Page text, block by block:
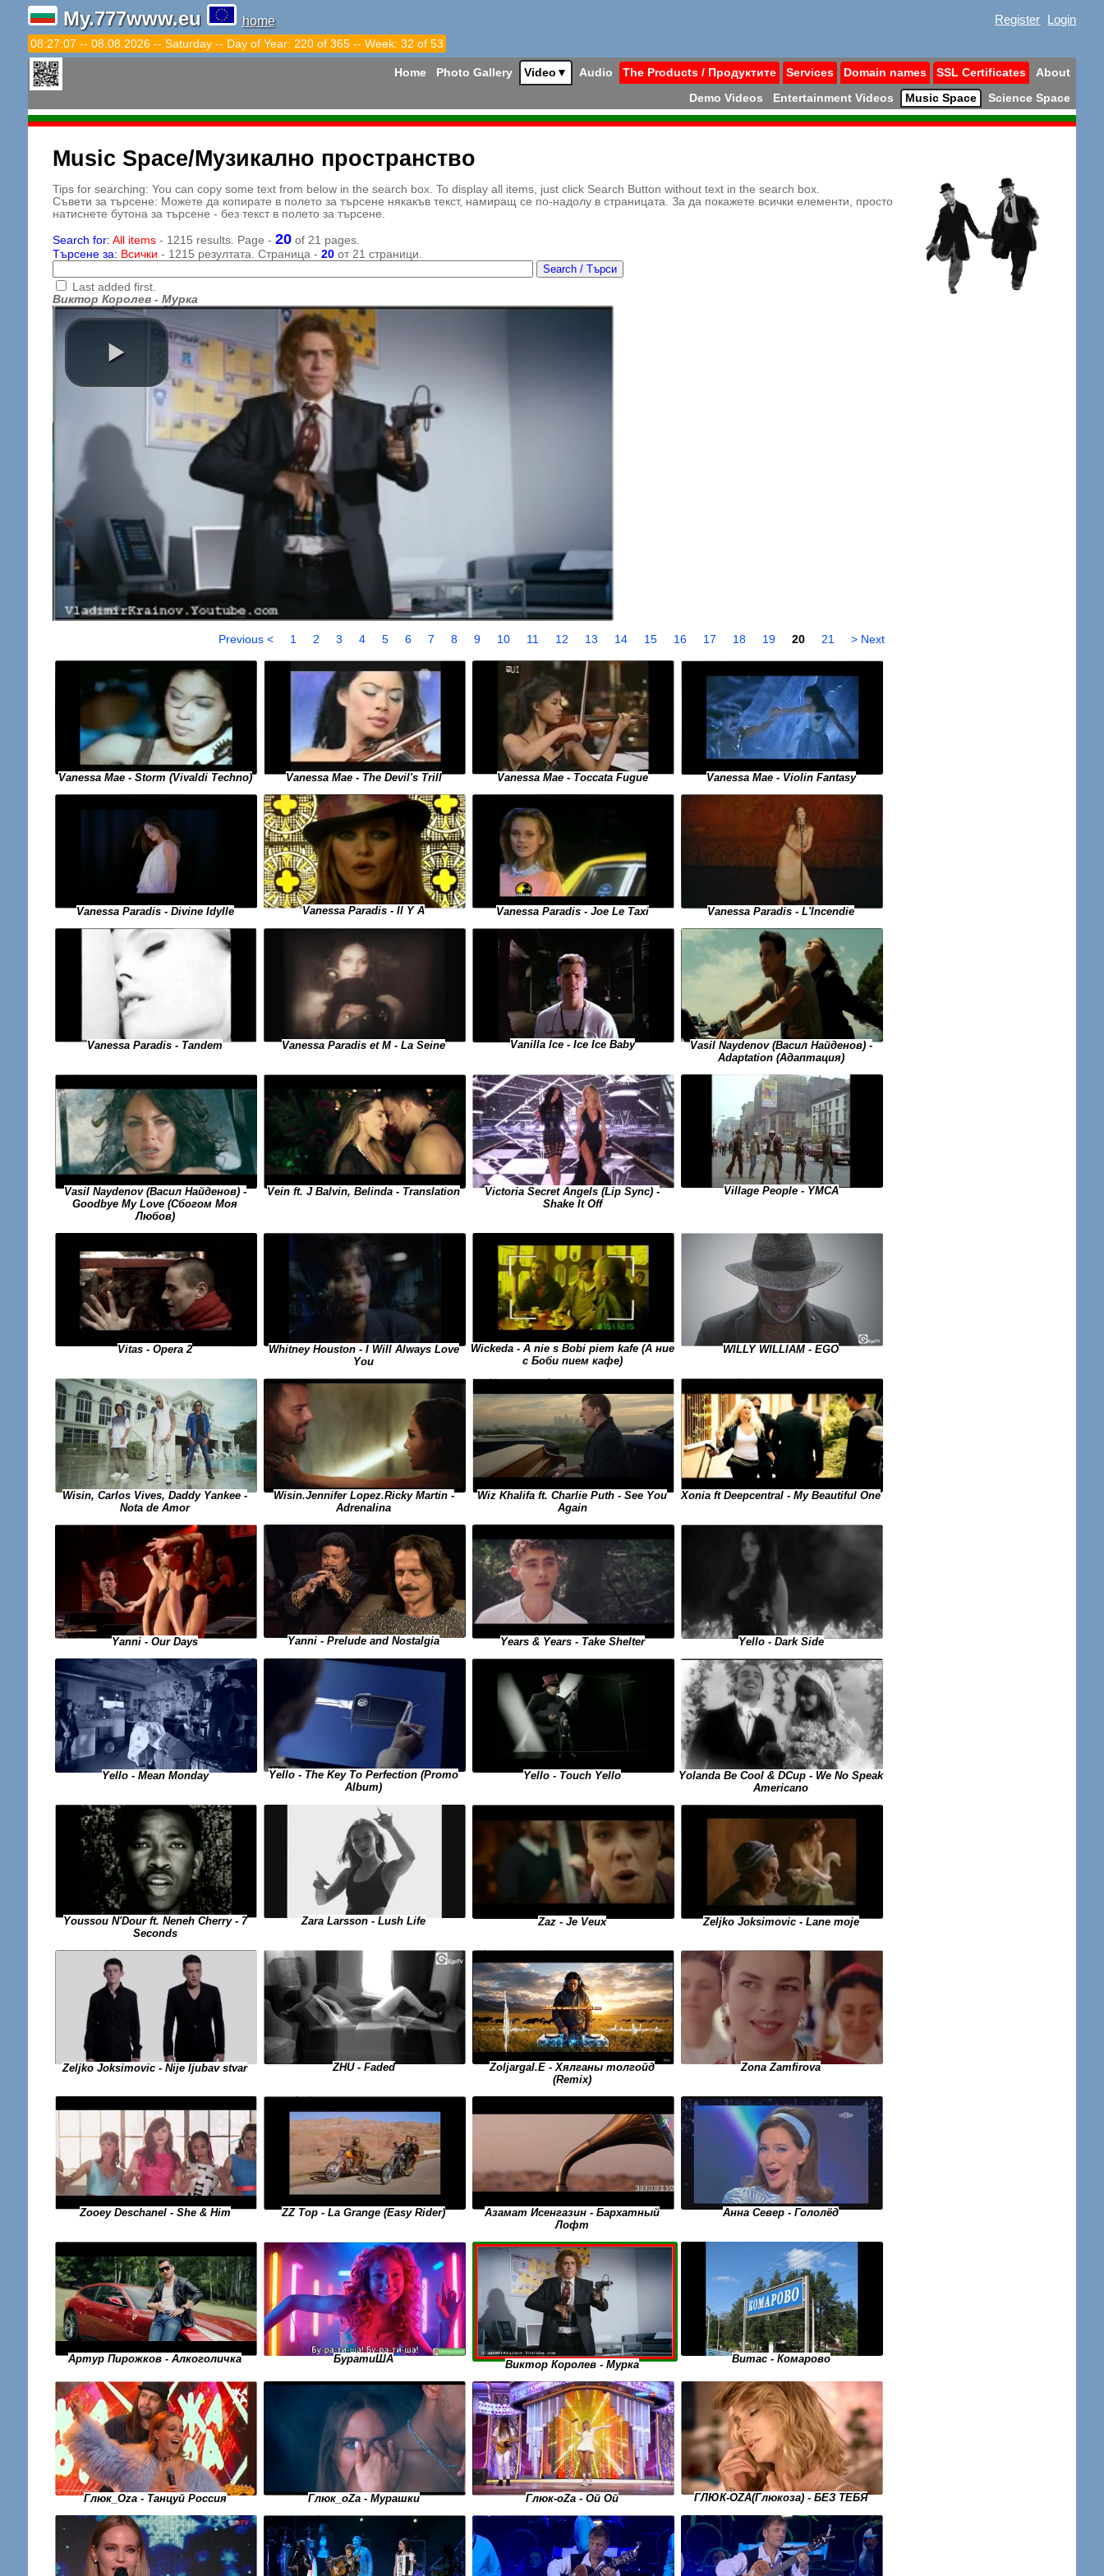
My.777www.eu home
08:27:09 -- 08.08.2026 -- Saturday -- Day of Year: 220 of 365 -- Week: 32 of 53
Register Login
Home Photo Gallery Video ▼ Audio The Products / Продуктите Services Domain names SSL Certificates About
Demo Videos Entertainment Videos Music Space Science Space
Music Space/Музикално пространство
Tips for searching: You can copy some text from below in the search box. To display all items, just click Search Button without text in the search box.
Съвети за търсене: Можете да копирате в полето за търсене някакъв текст, намиращ се по-надолу в страницата. За да покажете всички елементи, просто
натиснете бутона за търсене - без текст в полето за търсене.
Search for: All items- 1215 results. Page - 20of 21 pages.
Търсене за: Всички - 1215 резултата. Страница - 20от 21 страници.
Last added first.
Виктор Королев - Мурка
Previous < 1 2 3 4 5 6 7 8 9 10 11 12 13 14 15 16 17 18 19 20 21 > Next
Vanessa Mae - Storm (Vivaldi Techno) Vanessa Mae - The Devil's Trill Vanessa Mae - Toccata Fugue Vanessa Mae - Violin Fantasy
Vanessa Paradis - Divine Idylle Vanessa Paradis - Il Y A Vanessa Paradis - Joe Le Taxi Vanessa Paradis - L'Incendie
Vanessa Paradis - Tandem Vanessa Paradis et M - La Seine Vanilla Ice - Ice Ice Baby
Vasil Naydenov (Васил Найденов) -
Adaptation (Адаптация)
Vasil Naydenov (Васил Найденов) -
Goodbye My Love (Сбогом Моя
Любов)
Vein ft. J Balvin, Belinda - Translation
Victoria Secret Angels (Lip Sync) -
Shake It Off
Village People - YMCA
Vitas - Opera 2
Whitney Houston - I Will Always Love
You
Wickeda - A nie s Bobi piem kafe (А ние
с Боби пием кафе)
WILLY WILLIAM - EGO
Wisin, Carlos Vives, Daddy Yankee -
Nota de Amor
Wisin.Jennifer Lopez.Ricky Martin -
Adrenalina
Wiz Khalifa ft. Charlie Puth - See You
Again
Xonia ft Deepcentral - My Beautiful One
Yanni - Our Days Yanni - Prelude and Nostalgia Years & Years - Take Shelter Yello - Dark Side
Yello - Mean Monday
Yello - The Key To Perfection (Promo
Album)
Yello - Touch Yello
Yolanda Be Cool & DCup - We No Speak
Americano
Youssou N'Dour ft. Neneh Cherry - 7
Seconds
Zara Larsson - Lush Life Zaz - Je Veux Zeljko Joksimovic - Lane moje
Zeljko Joksimovic - Nije ljubav stvar ZHU - Faded
Zoljargal.E - Хялганы толгойд
(Remix)
Zona Zamfirova
Zooey Deschanel - She & Him ZZ Top - La Grange (Easy Rider)
Азамат Исенгазин - Бархатный
Лофт
Анна Север - Гололёд
Артур Пирожков - Алкоголичка БуратиША
Виктор Королев - Мурка Витас - Комарово
Глюк_Oza - Танцуй Россия Глюк_оZа - Мурашки Глюк-oZa - Ой Ой ГЛЮК-OZA(Глюкоза) - БЕЗ ТЕБЯ